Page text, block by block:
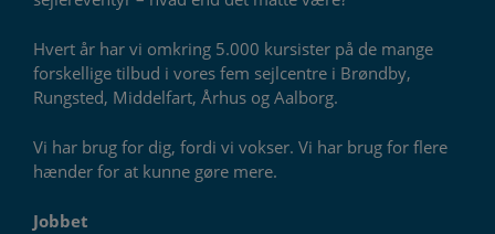
Hvert år har vi omkring 5.000 kursister på de mange
forskellige tilbud i vores fem sejlcentre i Brøndby,
Rungsted, Middelfart, Århus og Aalborg.
Vi har brug for dig, fordi vi vokser. Vi har brug for flere
hænder for at kunne gøre mere.
Jobbet